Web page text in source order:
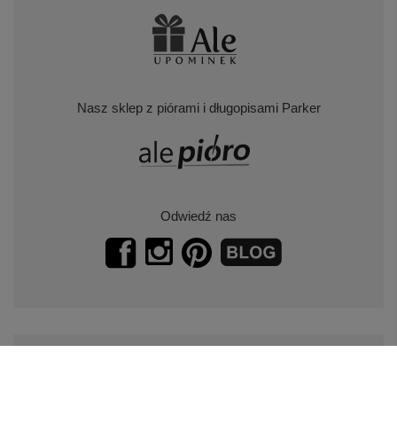
Nasz sklep z piórami i długopisami Parker
Odwiedź nas